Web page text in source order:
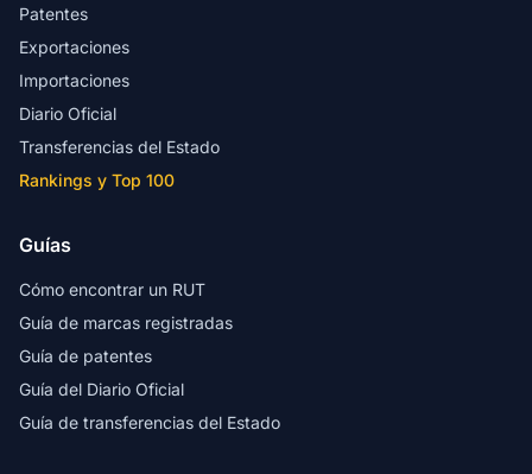
Patentes
Exportaciones
Importaciones
Diario Oficial
Transferencias del Estado
Rankings y Top 100
Guías
Cómo encontrar un RUT
Guía de marcas registradas
Guía de patentes
Guía del Diario Oficial
Guía de transferencias del Estado